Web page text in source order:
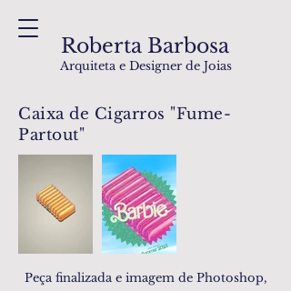
Roberta Barbosa
Arquiteta e Designer de Joias
Caixa de Cigarros "Fume-
Partout"
Peça finalizada e imagem de Photoshop,